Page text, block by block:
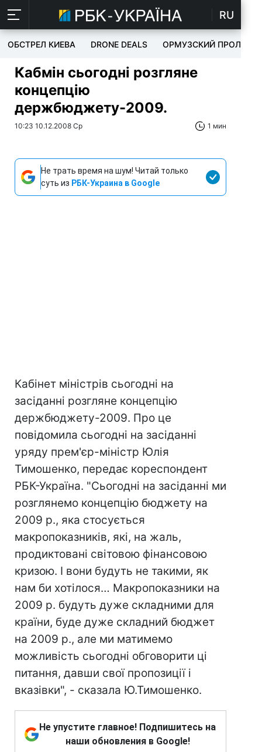
RU
ОБСТРЕЛ КИЕВА DRONE DEALS ОРМУЗСКИЙ ПРОЛИВ
Кабмін сьогодні розгляне
концепцію
держбюджету-2009.
10:23 10.12.2008 Ср 1 мин
Не трать время на шум! Читай только
суть из РБК-Украина в Google
Кабінет міністрів сьогодні на
засіданні розгляне концепцію
держбюджету-2009. Про це
повідомила сьогодні на засіданні
уряду прем'єр-міністр Юлія
Тимошенко, передає кореспондент
РБК-Україна. "Сьогодні на засіданні ми
розглянемо концепцію бюджету на
2009 р., яка стосується
макропоказників, які, на жаль,
продиктовані світовою фінансовою
кризою. І вони будуть не такими, як
нам би хотілося… Макропоказники на
2009 р. будуть дуже складними для
країни, буде дуже складний бюджет
на 2009 р., але ми матимемо
можливість сьогодні обговорити ці
питання, давши свої пропозиції і
вказівки", - сказала Ю.Тимошенко.
Не упустите главное! Подпишитесь на
наши обновления в Google!